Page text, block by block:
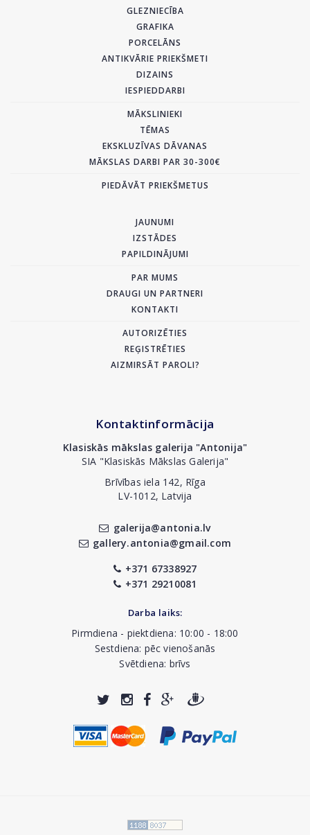
GLEZNIECĪBA
GRAFIKA
PORCELĀNS
ANTIKVĀRIE PRIEKŠMETI
DIZAINS
IESPIEDDARBI
MĀKSLINIEKI
TĒMAS
EKSKLUZĪVAS DĀVANAS
MĀKSLAS DARBI PAR 30-300€
PIEDĀVĀT PRIEKŠMETUS
JAUNUMI
IZSTĀDES
PAPILDINĀJUMI
PAR MUMS
DRAUGI UN PARTNERI
KONTAKTI
AUTORIZĒTIES
REĢISTRĒTIES
AIZMIRSĀT PAROLI?
Kontaktinformācija
Klasiskās mākslas galerija "Antonija"
SIA "Klasiskās Mākslas Galerija"
Brīvības iela 142, Rīga
LV-1012, Latvija
galerija@antonia.lv
gallery.antonia@gmail.com
+371 67338927
+371 29210081
Darba laiks:
Pirmdiena - piektdiena: 10:00 - 18:00
Sestdiena: pēc vienošanās
Svētdiena: brīvs